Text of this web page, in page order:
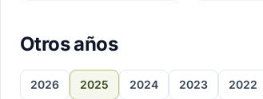
Otros años
2026 2025 2024 2023 2022